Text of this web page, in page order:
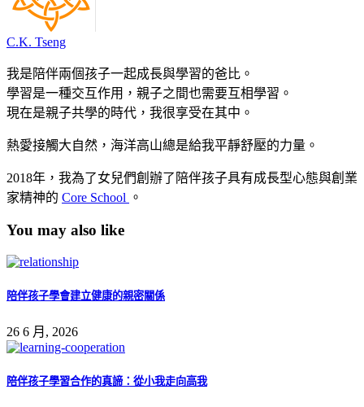
C.K. Tseng
我是陪伴兩個孩子一起成長與學習的爸比。
學習是一種交互作用，親子之間也需要互相學習。
現在是親子共學的時代，我很享受在其中。
熱愛接觸大自然，海洋高山總是給我平靜舒壓的力量。
2018年，我為了女兒們創辦了陪伴孩子具有成長型心態與創業
家精神的 Core School 。
You may also like
陪伴孩子學會建立健康的親密關係
26 6 月, 2026
陪伴孩子學習合作的真諦：從小我走向高我